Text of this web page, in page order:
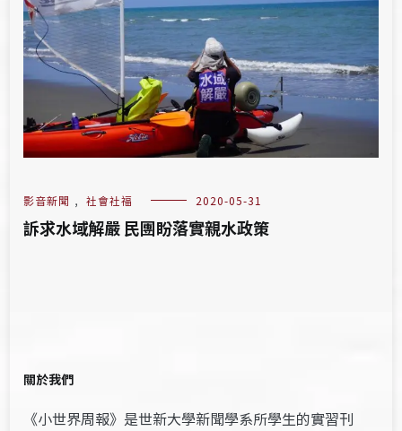
影音新聞 , 社會社福 2020-05-31
訴求水域解嚴 民團盼落實親水政策
關於我們
《小世界周報》是世新大學新聞學系所學生的實習刊